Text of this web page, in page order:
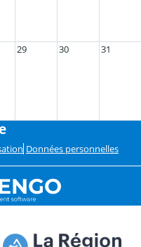
29 30 31
Données personnelles